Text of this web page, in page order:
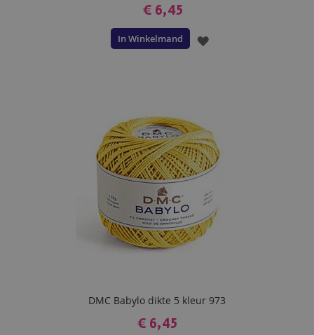
€ 6,45
In Winkelmand
VOEG
DMC Babylo dikte 5 kleur 973
€ 6,45